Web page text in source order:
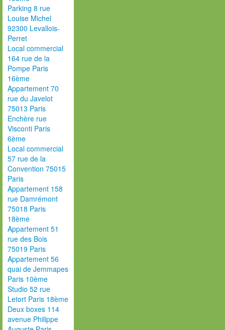
Parking 8 rue
Louise Michel
92300 Levallois-
Perret
Local commercial
164 rue de la
Pompe Paris
16ème
Appartement 70
rue du Javelot
75013 Paris
Enchère rue
Visconti Paris
6ème
Local commercial
57 rue de la
Convention 75015
Paris
Appartement 158
rue Damrémont
75018 Paris
18ème
Appartement 51
rue des Bois
75019 Paris
Appartement 56
quai de Jemmapes
Paris 10ème
Studio 52 rue
Letort Paris 18ème
Deux boxes 114
avenue Philippe